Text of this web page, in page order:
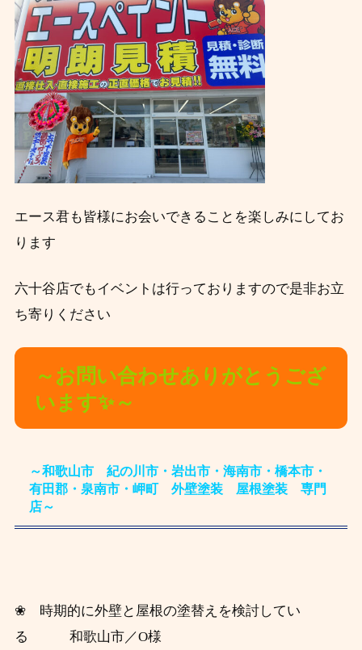
エース君も皆様にお会いできることを楽しみにしてお
ります
六十谷店でもイベントは行っておりますので是非お立
ち寄りください
～お問い合わせありがとうござ
います✨～
～和歌山市 紀の川市・岩出市・海南市・橋本市・
有田郡・泉南市・岬町 外壁塗装 屋根塗装 専門
店～
❀ 時期的に外壁と屋根の塗替えを検討してい
る 和歌山市／O様